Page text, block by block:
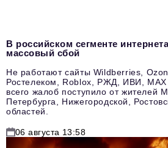
В российском сегменте
массовый сбой
Не работают сайты Wildberries,
Ростелеком, Roblox, РЖД, ИВИ,
всего жалоб поступило от жителей
Петербурга, Нижегородской,
областей.
06 августа 13:58